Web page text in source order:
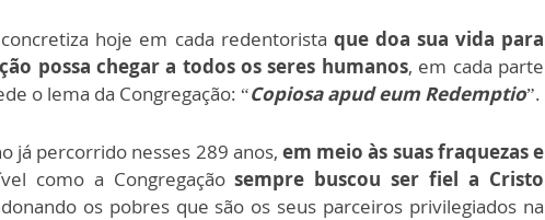
hoje em cada redentorista que doa sua vida para
possa chegar a todos os seres humanos, em cada parte
o lema da Congregação: “Copiosa apud eum Redemptio”.
já percorrido nesses 289 anos, em meio às suas fraquezas e
como a Congregaçãosempre buscou ser fiel a Cristo
os pobres que são os seus parceiros privilegiados na